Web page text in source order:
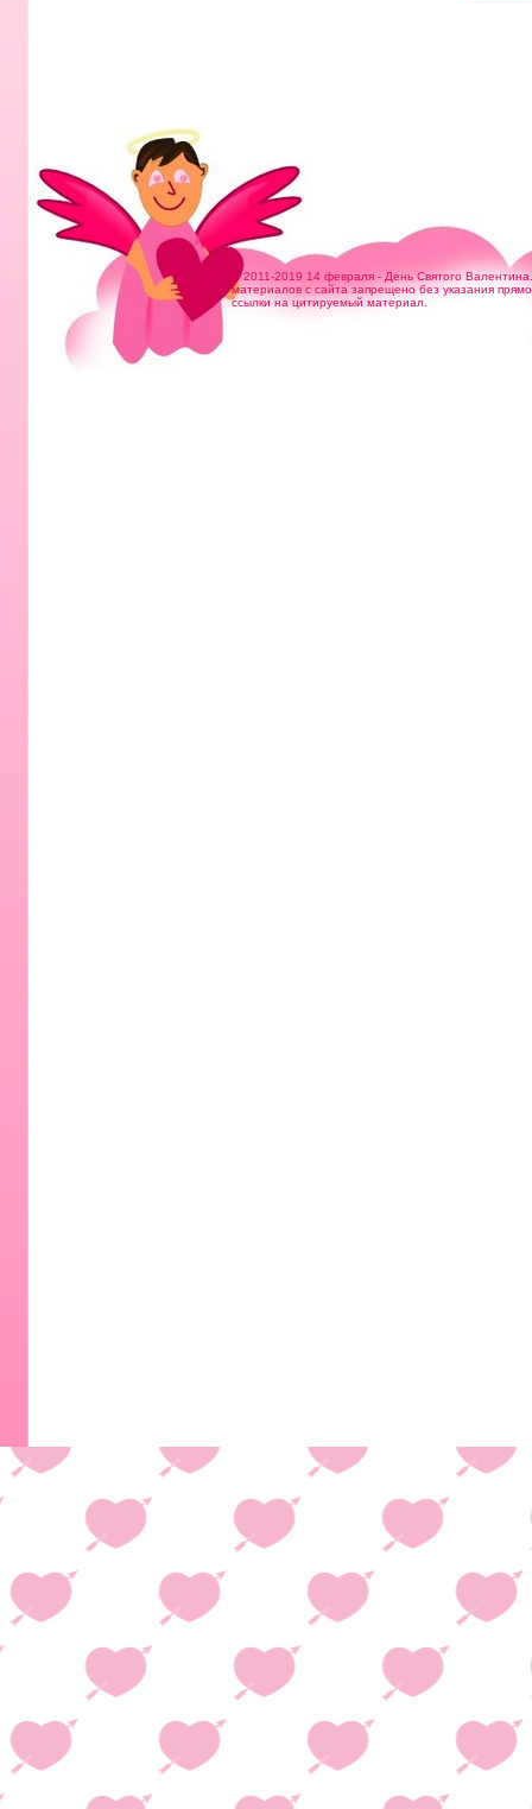
© 2011-2019 14 февраля - День Святого
материалов с сайта запрещено без указания
ссылки на цитируемый материал.